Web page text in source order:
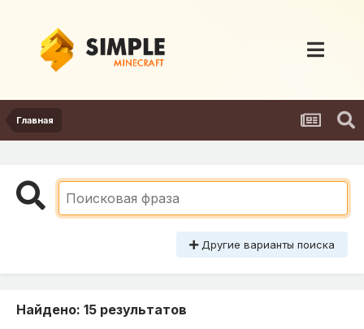
Главная
Другие варианты поиска
Найдено: 15 результатов